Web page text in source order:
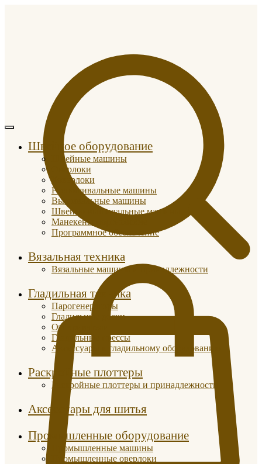
Швейное оборудование
Швейные машины
Оверлоки
Коверлоки
Распошивальные машины
Вышивальные машины
Швейно-вышивальные машины
Манекены портновские
Программное обеспечение
Вязальная техника
Вязальные машины и принадлежности
Гладильная техника
Парогенераторы
Гладильные доски
Отпариватели
Гладильные прессы
Аксессуары к гладильному оборудованию
Раскройные плоттеры
Раскройные плоттеры и принадлежности
Аксессуары для шитья
Промышленные оборудование
Промышленные машины
Промышленные оверлоки